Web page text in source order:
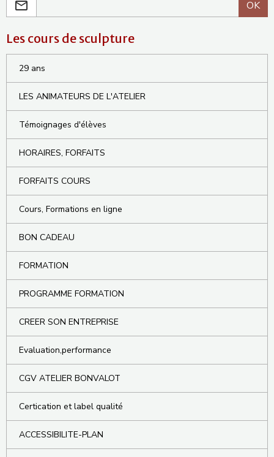
OK
Les cours de sculpture
29 ans
LES ANIMATEURS DE L'ATELIER
Témoignages d'élèves
HORAIRES, FORFAITS
FORFAITS COURS
Cours, Formations en ligne
BON CADEAU
FORMATION
PROGRAMME FORMATION
CREER SON ENTREPRISE
Evaluation,performance
CGV ATELIER BONVALOT
Certication et label qualité
ACCESSIBILITE-PLAN